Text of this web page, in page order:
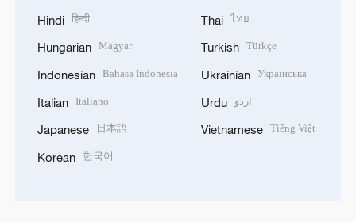
Hindi हिन्दी
Hungarian Magyar
Indonesian Bahasa Indonesia
Italian Italiano
Japanese 日本語
Korean 한국어
Thai ไทย
Turkish Türkçe
Ukrainian Українська
Urdu اردو
Vietnamese Tiếng Việt